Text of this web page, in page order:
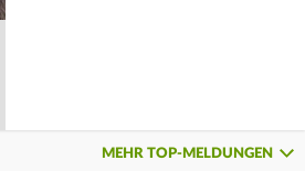
MEHR TOP-MELDUNGEN